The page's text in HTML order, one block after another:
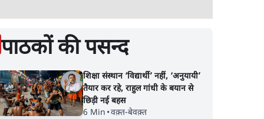
पाठकों की पसन्द
शिक्षा संस्थान ‘विद्यार्थी’ नहीं, ‘अनुयायी’
तैयार कर रहे, राहुल गांधी के बयान से
छिड़ी नई बहस
6 Min •वक़्त-बेवक़्त